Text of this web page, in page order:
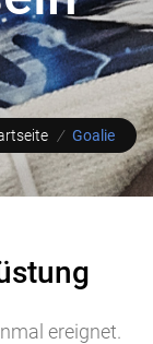
/ Goalie
ereignet.